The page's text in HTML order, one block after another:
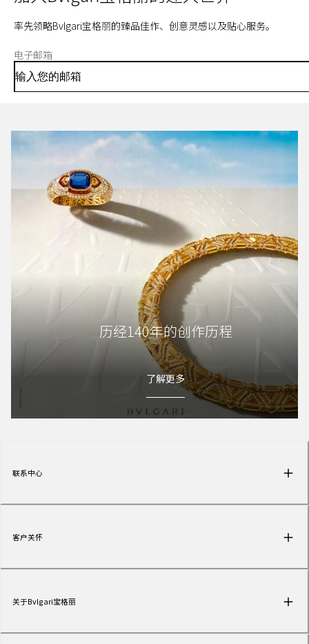
率先领略Bvlgari宝格丽的臻品佳作、创意灵感以及贴心服务。
电子邮箱
历经140年的创作历程
了解更多
联系中心
客户关怀
关于Bvlgari宝格丽